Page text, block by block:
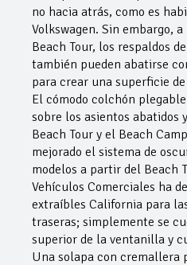
no hacia atrás, como es
Volkswagen. Sin embargo,
Beach Tour, los respaldos
también pueden abatirse
para crear una superficie
El cómodo colchón
sobre los asientos abatidos
Beach Tour y el Beach
mejorado el sistema de
modelos a partir del Beach
Vehículos Comerciales ha
extraíbles California para
traseras; simplemente se
superior de la ventanilla y
Una solapa con cremallera